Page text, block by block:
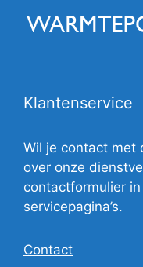
Klantenservice
Wil je contact met
over onze
contactformulier
servicepagina’s.
Contact